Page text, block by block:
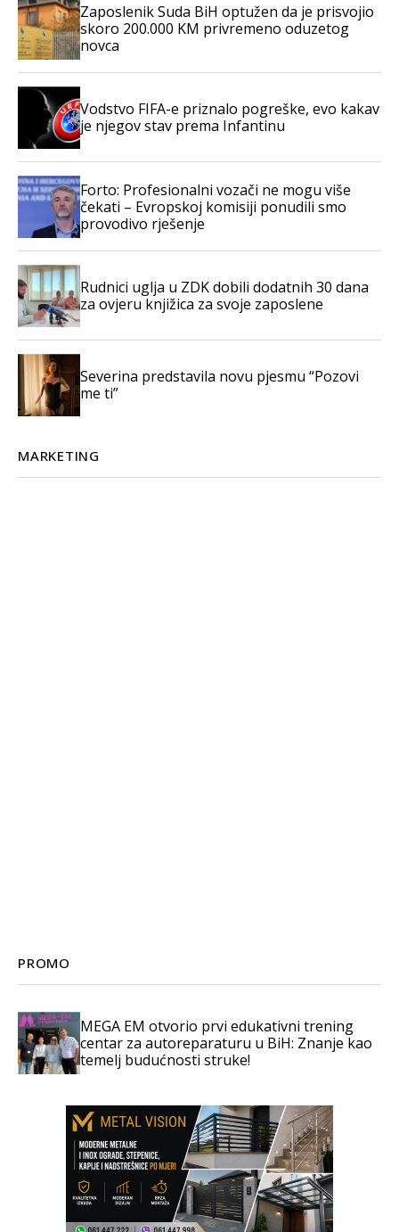
Zaposlenik Suda BiH optužen da je prisvojio
skoro 200.000 KM privremeno oduzetog
novca
Vodstvo FIFA-e priznalo pogreške, evo kakav
je njegov stav prema Infantinu
Forto: Profesionalni vozači ne mogu više
čekati – Evropskoj komisiji ponudili smo
provodivo rješenje
Rudnici uglja u ZDK dobili dodatnih 30 dana
za ovjeru knjižica za svoje zaposlene
Severina predstavila novu pjesmu “Pozovi
me ti”
MARKETING
PROMO
MEGA EM otvorio prvi edukativni trening
centar za autoreparaturu u BiH: Znanje kao
temelj budućnosti struke!